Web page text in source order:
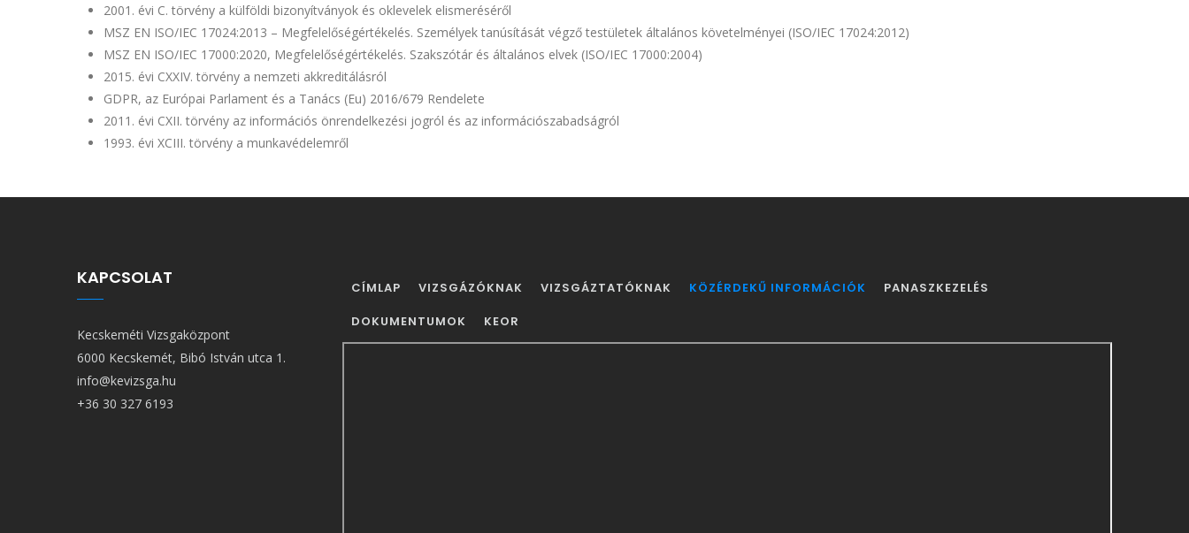
2001. évi C. törvény a külföldi bizonyítványok és oklevelek elismeréséről
MSZ EN ISO/IEC 17024:2013 – Megfelelőségértékelés. Személyek tanúsítását végző testületek általános követelményei (ISO/IEC 17024:2012)
MSZ EN ISO/IEC 17000:2020, Megfelelőségértékelés. Szakszótár és általános elvek (ISO/IEC 17000:2004)
2015. évi CXXIV. törvény a nemzeti akkreditálásról
GDPR, az Európai Parlament és a Tanács (Eu) 2016/679 Rendelete
2011. évi CXII. törvény az információs önrendelkezési jogról és az információszabadságról
1993. évi XCIII. törvény a munkavédelemről
KAPCSOLAT
Kecskeméti Vizsgaközpont
6000 Kecskemét, Bibó István utca 1.
info@kevizsga.hu
+36 30 327 6193
FŐ
NAVIGÁCIÓ
CÍMLAP VIZSGÁZÓKNAK VIZSGÁZTATÓKNAK KÖZÉRDEKŰ INFORMÁCIÓK
PANASZKEZELÉS
DOKUMENTUMOK
KEOR